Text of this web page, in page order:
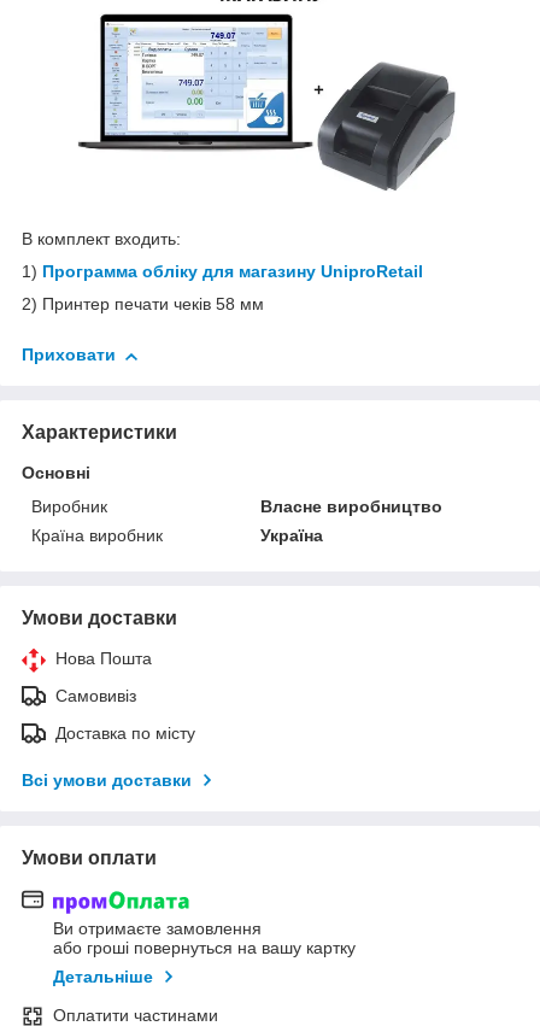
В комплект входить:
1) Программа обліку для магазину UniproRetail
2) Принтер печати чеків 58 мм
Приховати
Характеристики
Основні
Виробник
Власне виробництво
Країна виробник
Україна
Умови доставки
Нова Пошта
Самовивіз
Доставка по місту
Всі умови доставки
Умови оплати
Ви отримаєте замовлення
або гроші повернуться на вашу картку
Детальніше
Оплатити частинами